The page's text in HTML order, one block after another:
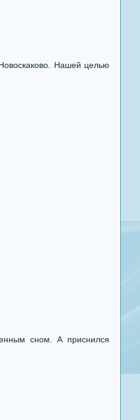
Нашей целью
сном. А приснился